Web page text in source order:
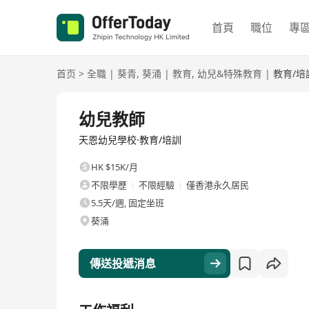
首頁 職位 專
首页 > 全職 | 葵青, 葵涌 | 教育, 幼兒&特殊教育 | 教育/培
幼兒教師
天恩幼兒學校·教育/培訓
HK $15K/月
不限學歷
不限經驗
僅香港永久居民
5.5天/週, 固定坐班
葵涌
傳送投遞消息